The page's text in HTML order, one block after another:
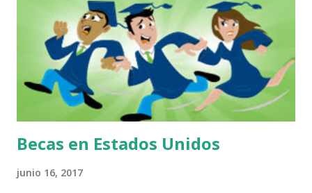
Jardines Durango 34200.Trabaja con CSI Labor Services
Guanajuato Antonio Méndez Guerrero #98 Iramuco
Guanajuato.Trabaja con la agencia Van Hoeketen
Greenhouses, Inc. Adrián Martínez Centro Comercial Villas
Manchegas Carretera Libre Guanajuato-Silao Km 5.5
Guanajuato Guanajuato 36250. Especialista en colocación...
Becas en Estados Unidos
junio 16, 2017